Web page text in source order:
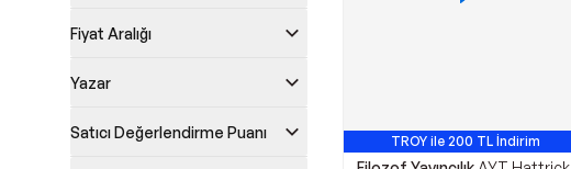
Fiyat Aralığı
Yazar
Satıcı Değerlendirme Puanı TROY ile 200 TL İndirim